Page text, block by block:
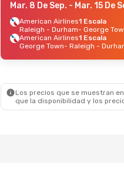
Mar. 8 De Sep. - Mar. 15 De
American Airlines1 Escala
Raleigh - Durham- George
American Airlines1 Escala
George Town- Raleigh -
Los precios que se muestran
que la disponibilidad y los